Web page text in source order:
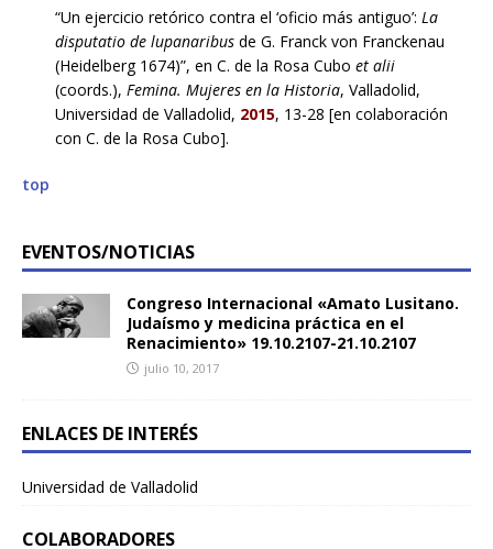
“Un ejercicio retórico contra el ‘oficio más antiguo’: La
disputatio de lupanaribus de G. Franck von Franckenau
(Heidelberg 1674)”, en C. de la Rosa Cubo et alii
(coords.), Femina. Mujeres en la Historia, Valladolid,
Universidad de Valladolid, 2015, 13-28 [en colaboración
con C. de la Rosa Cubo].
top
EVENTOS/NOTICIAS
Congreso Internacional «Amato Lusitano.
Judaísmo y medicina práctica en el
Renacimiento» 19.10.2107-21.10.2107
julio 10, 2017
ENLACES DE INTERÉS
Universidad de Valladolid
COLABORADORES